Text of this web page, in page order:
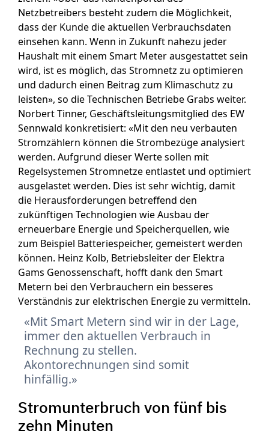
Netzbetreibers besteht zudem die Möglichkeit,
dass der Kunde die aktuellen Verbrauchsdaten
einsehen kann. Wenn in Zukunft nahezu jeder
Haushalt mit einem Smart Meter ausgestattet sein
wird, ist es möglich, das Stromnetz zu optimieren
und dadurch einen Beitrag zum Klimaschutz zu
leisten», so die Technischen Betriebe Grabs weiter.
Norbert Tinner, Geschäftsleitungsmitglied des EW
Sennwald konkretisiert: «Mit den neu verbauten
Stromzählern können die Strombezüge analysiert
werden. Aufgrund dieser Werte sollen mit
Regelsystemen Stromnetze entlastet und optimiert
ausgelastet werden. Dies ist sehr wichtig, damit
die Herausforderungen betreffend den
zukünftigen Technologien wie Ausbau der
erneuerbare Energie und Speicherquellen, wie
zum Beispiel Batteriespeicher, gemeistert werden
können. Heinz Kolb, Betriebsleiter der Elektra
Gams Genossenschaft, hofft dank den Smart
Metern bei den Verbrauchern ein besseres
Verständnis zur elektrischen Energie zu vermitteln.
Mit Smart Metern sind wir in der Lage,
immer den aktuellen Verbrauch in
Rechnung zu stellen.
Akontorechnungen sind somit
hinfällig.
Stromunterbruch von fünf bis
zehn Minuten